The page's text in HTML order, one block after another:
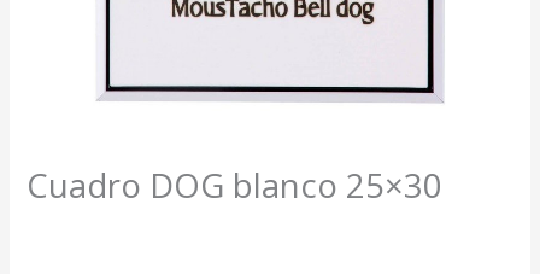
Cuadro DOG blanco 25×30